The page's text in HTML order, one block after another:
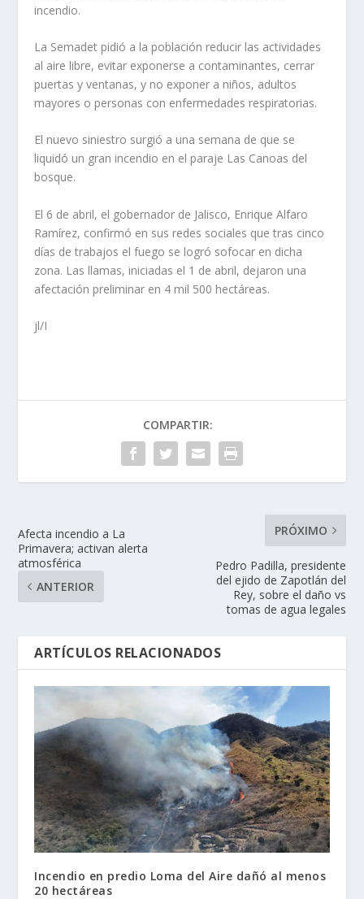
incendio.
La Semadet pidió a la población reducir las actividades
al aire libre, evitar exponerse a contaminantes, cerrar
puertas y ventanas, y no exponer a niños, adultos
mayores o personas con enfermedades respiratorias.
El nuevo siniestro surgió a una semana de que se
liquidó un gran incendio en el paraje Las Canoas del
bosque.
El 6 de abril, el gobernador de Jalisco, Enrique Alfaro
Ramírez, confirmó en sus redes sociales que tras cinco
días de trabajos el fuego se logró sofocar en dicha
zona. Las llamas, iniciadas el 1 de abril, dejaron una
afectación preliminar en 4 mil 500 hectáreas.
jl/I
COMPARTIR:
Afecta incendio a La
Primavera; activan alerta
atmosférica
ANTERIOR
PRÓXIMO
Pedro Padilla, presidente
del ejido de Zapotlán del
Rey, sobre el daño vs
tomas de agua legales
ARTÍCULOS RELACIONADOS
Incendio en predio Loma del Aire dañó al menos
20 hectáreas